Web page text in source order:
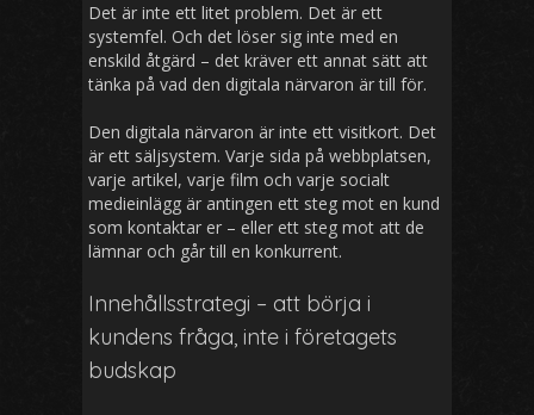
Det är inte ett litet problem. Det är ett
systemfel. Och det löser sig inte med en
enskild åtgärd – det kräver ett annat sätt att
tänka på vad den digitala närvaron är till för.
Den digitala närvaron är inte ett visitkort. Det
är ett säljsystem. Varje sida på webbplatsen,
varje artikel, varje film och varje socialt
medieinlägg är antingen ett steg mot en kund
som kontaktar er – eller ett steg mot att de
lämnar och går till en konkurrent.
Innehållsstrategi – att börja i
kundens fråga, inte i företagets
budskap